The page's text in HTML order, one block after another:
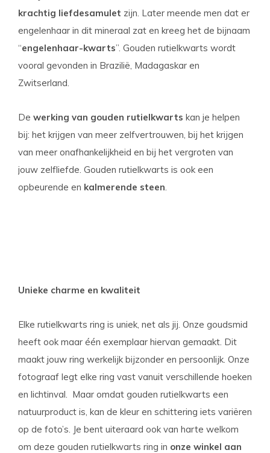
krachtig liefdesamulet zijn. Later meende men dat er
engelenhaar in dit mineraal zat en kreeg het de bijnaam
“engelenhaar-kwarts”. Gouden rutielkwarts wordt
vooral gevonden in Brazilië, Madagaskar en
Zwitserland.
De werking van gouden rutielkwarts kan je helpen
bij: het krijgen van meer zelfvertrouwen, bij het krijgen
van meer onafhankelijkheid en bij het vergroten van
jouw zelfliefde. Gouden rutielkwarts is ook een
opbeurende en kalmerende steen.
Unieke charme en kwaliteit
Elke rutielkwarts ring is uniek, net als jij. Onze goudsmid
heeft ook maar één exemplaar hiervan gemaakt. Dit
maakt jouw ring werkelijk bijzonder en persoonlijk. Onze
fotograaf legt elke ring vast vanuit verschillende hoeken
en lichtinval. Maar omdat gouden rutielkwarts een
natuurproduct is, kan de kleur en schittering iets variëren
op de foto’s. Je bent uiteraard ook van harte welkom
om deze gouden rutielkwarts ring in onze winkel aan